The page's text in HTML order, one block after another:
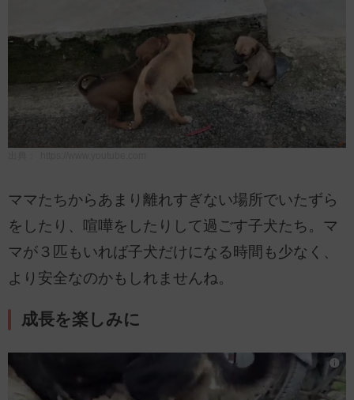
ママたちからあまり離れすぎない場所でいたずら
をしたり、喧嘩をしたりして過ごす子犬たち。マ
マが３匹もいれば子犬だけになる時間も少なく、
より安全なのかもしれませんね。
成長を楽しみに